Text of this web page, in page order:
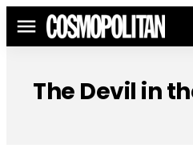
Menú
The Devil in